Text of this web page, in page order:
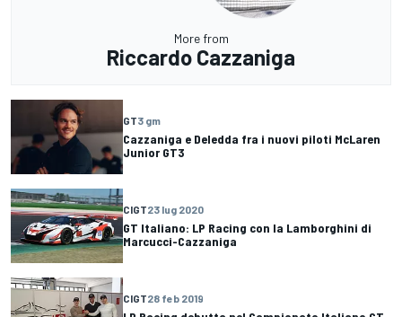
More from
Riccardo Cazzaniga
GT3 gm
Cazzaniga e Deledda fra i nuovi piloti McLaren
Junior GT3
CIGT23 lug 2020
GT Italiano: LP Racing con la Lamborghini di
Marcucci-Cazzaniga
CIGT28 feb 2019